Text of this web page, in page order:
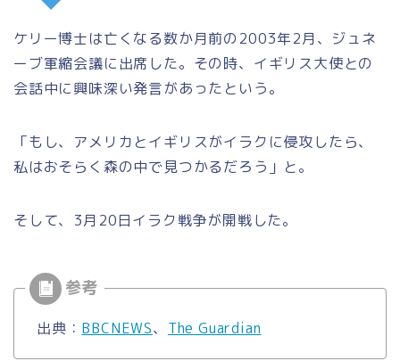
ケリー博士は亡くなる数か月前の2003年2月、ジュネ
ーブ軍縮会議に出席した。その時、イギリス大使との
会話中に興味深い発言があったという。
「もし、アメリカとイギリスがイラクに侵攻したら、
私はおそらく森の中で見つかるだろう」と。
そして、3月20日イラク戦争が開戦した。
出典： BBCNEWS、 The Guardian